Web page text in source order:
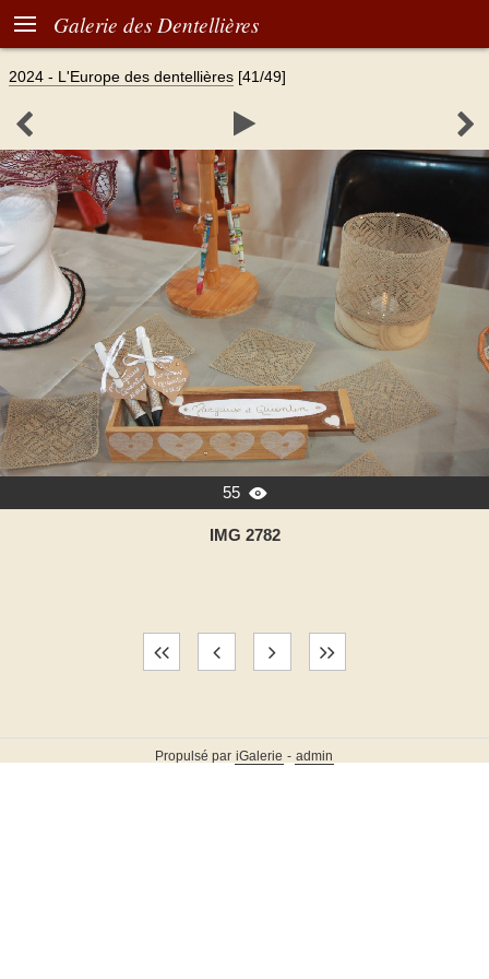
 Galerie des Dentellières
2024 - L'Europe des dentellières [41/49]
  
55 
IMG 2782
Propulsé par iGalerie - admin